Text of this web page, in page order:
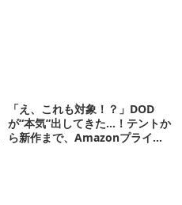
「え、これも対象！？」DOD
が“本気”出してきた…！テントか
ら新作まで、Amazonプライム